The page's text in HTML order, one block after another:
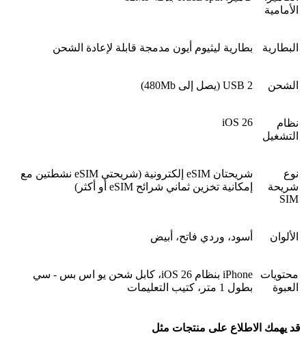
الأمامية
البطارية بطارية ليثيوم أيون مدمجة قابلة لإعادة الشحن
الشحن USB 2 (يصل إلى 480Mb)
نظام
التشغيل
iOS 26
نوع
شريحة
SIM
شريحتان eSIM إلكترونية (شريحتي eSIM نشطتين مع
إمكانية تخزين ثماني شرائح eSIM أو أكثر)
الألوان أسود، وردي فاتح، أبيض
محتويات
العبوة
iPhone بنظام iOS 26، كابل شحن يو اس بس - سي
بطول 1 متر، كتيب التعليمات
قد يهمك الاطلاع على منتجات مثل